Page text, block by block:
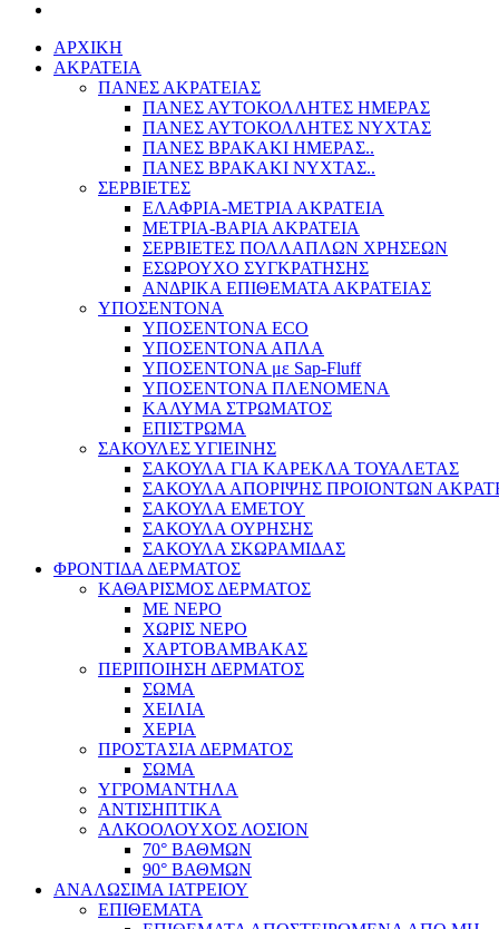
ΑΡΧΙΚΗ
ΑΚΡΑΤΕΙΑ
ΠΑΝΕΣ ΑΚΡΑΤΕΙΑΣ
ΠΑΝΕΣ ΑΥΤΟΚΟΛΛΗΤΕΣ ΗΜΕΡΑΣ
ΠΑΝΕΣ ΑΥΤΟΚΟΛΛΗΤΕΣ ΝΥΧΤΑΣ
ΠΑΝΕΣ ΒΡΑΚΑΚΙ ΗΜΕΡΑΣ..
ΠΑΝΕΣ ΒΡΑΚΑΚΙ ΝΥΧΤΑΣ..
ΣΕΡΒΙΕΤΕΣ
ΕΛΑΦΡΙΑ-ΜΕΤΡΙΑ ΑΚΡΑΤΕΙΑ
ΜΕΤΡΙΑ-ΒΑΡΙΑ ΑΚΡΑΤΕΙΑ
ΣΕΡΒΙΕΤΕΣ ΠΟΛΛΑΠΛΩΝ ΧΡΗΣΕΩΝ
ΕΣΩΡΟΥΧΟ ΣΥΓΚΡΑΤΗΣΗΣ
ΑΝΔΡΙΚΑ ΕΠΙΘΕΜΑΤΑ ΑΚΡΑΤΕΙΑΣ
ΥΠΟΣΕΝΤΟΝΑ
ΥΠΟΣΕΝΤΟΝΑ ECO
ΥΠΟΣΕΝΤΟΝΑ ΑΠΛΑ
ΥΠΟΣΕΝΤΟΝΑ με Sap-Fluff
ΥΠΟΣΕΝΤΟΝΑ ΠΛΕΝΟΜΕΝΑ
ΚΑΛΥΜΑ ΣΤΡΩΜΑΤΟΣ
ΕΠΙΣΤΡΩΜΑ
ΣΑΚΟΥΛΕΣ ΥΓΙΕΙΝΗΣ
ΣΑΚΟΥΛΑ ΓΙΑ ΚΑΡΕΚΛΑ ΤΟΥΑΛΕΤΑΣ
ΣΑΚΟΥΛΑ ΑΠΟΡΙΨΗΣ ΠΡΟΙΟΝΤΩΝ
ΣΑΚΟΥΛΑ ΕΜΕΤΟΥ
ΣΑΚΟΥΛΑ ΟΥΡΗΣΗΣ
ΣΑΚΟΥΛΑ ΣΚΩΡΑΜΙΔΑΣ
ΦΡΟΝΤΙΔΑ ΔΕΡΜΑΤΟΣ
ΚΑΘΑΡΙΣΜΟΣ ΔΕΡΜΑΤΟΣ
ΜΕ ΝΕΡΟ
ΧΩΡΙΣ ΝΕΡΟ
ΧΑΡΤΟΒΑΜΒΑΚΑΣ
ΠΕΡΙΠΟΙΗΣΗ ΔΕΡΜΑΤΟΣ
ΣΩΜΑ
ΧΕΙΛΙΑ
ΧΕΡΙΑ
ΠΡΟΣΤΑΣΙΑ ΔΕΡΜΑΤΟΣ
ΣΩΜΑ
ΥΓΡΟΜΑΝΤΗΛΑ
ΑΝΤΙΣΗΠΤΙΚΑ
ΑΛΚΟΟΛΟΥΧΟΣ ΛΟΣΙΟΝ
70° ΒΑΘΜΩΝ
90° ΒΑΘΜΩΝ
ΑΝΑΛΩΣΙΜΑ ΙΑΤΡΕΙΟΥ
ΕΠΙΘΕΜΑΤΑ